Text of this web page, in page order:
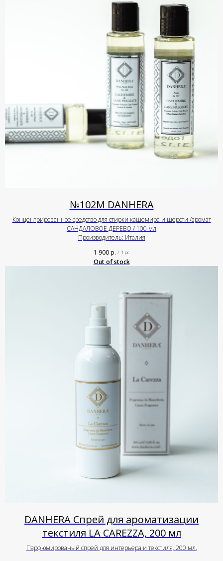
№102М DANHERA
Концентрированное средство для стирки кашемира и шерсти /аромат
САНДАЛОВОЕ ДЕРЕВО / 100 мл
Производитель: Италия
1 900р. / 1 pc
Out of stock
DANHERA Спрей для ароматизации
текстиля LA CAREZZA, 200 мл
Парфюмированый спрей для интерьера и текстиля, 200 мл.